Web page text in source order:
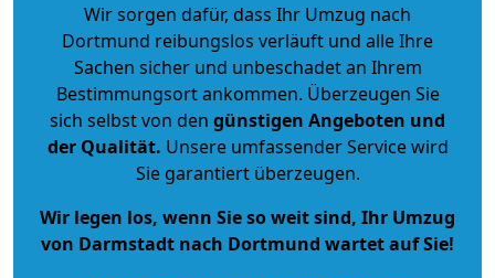
Wir sorgen dafür, dass Ihr Umzug nach
Dortmund reibungslos verläuft und alle Ihre
Sachen sicher und unbeschadet an Ihrem
Bestimmungsort ankommen. Überzeugen Sie
sich selbst von den günstigen Angeboten und
der Qualität. Unsere umfassender Service wird
Sie garantiert überzeugen.
Wir legen los, wenn Sie so weit sind, Ihr Umzug
von Darmstadt nach Dortmund wartet auf Sie!